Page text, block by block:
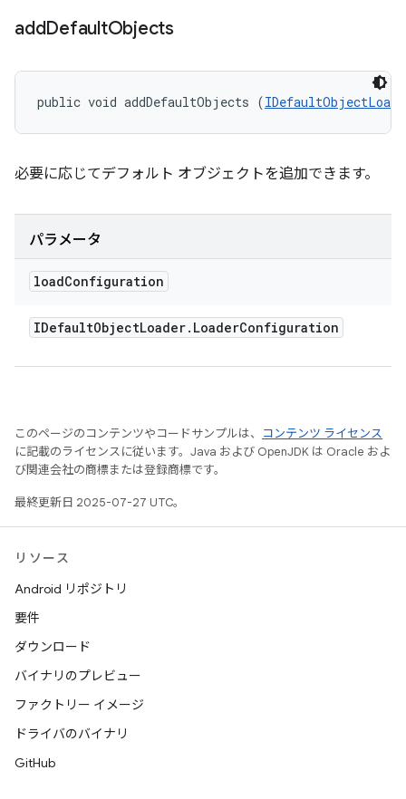
addDefaultObjects
public void addDefaultObjects (
必要に応じてデフォルト オブジェクトを追加できます。
パラメータ
loadConfiguration
IDefaultObjectLoader. LoaderConfiguration
このページのコンテンツやコードサンプルは、
コンテンツ ライセンス
に記載のライセンスに従います。Java および OpenJDK は Oracle およ
び関連会社の商標または登録商標です。
最終更新日 2025-07-27 UTC。
リソース
Android リポジトリ
要件
ダウンロード
バイナリのプレビュー
ファクトリー イメージ
ドライバのバイナリ
GitHub